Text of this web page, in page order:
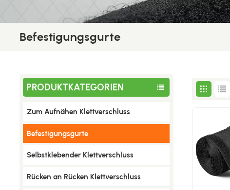
Befestigungsgurte
PRODUKTKATEGORIEN
Zum Aufnähen Klettverschluss
Befestigungsgurte
Selbstklebender Klettverschluss
Rücken an Rücken Klettverschluss